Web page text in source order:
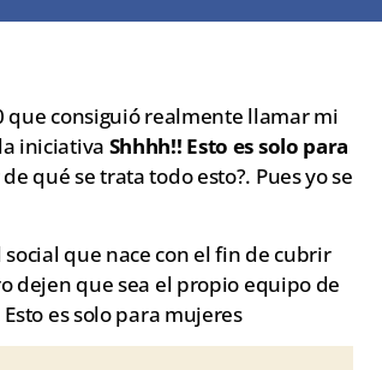
que consiguió realmente llamar mi
iniciativa Shhhh!! Esto es solo para
qué se trata todo esto?. Pues yo se
que nace con el fin de cubrir
dejen que sea el propio equipo de
es solo para mujeres